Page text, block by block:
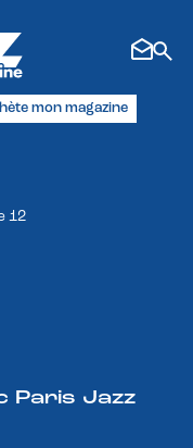
mon magazine
12
Paris Jazz